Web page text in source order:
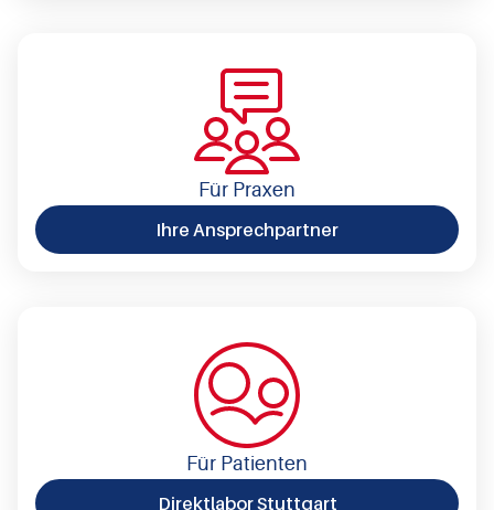
Für Praxen
Ihre Ansprechpartner
Für Patienten
Direktlabor Stuttgart